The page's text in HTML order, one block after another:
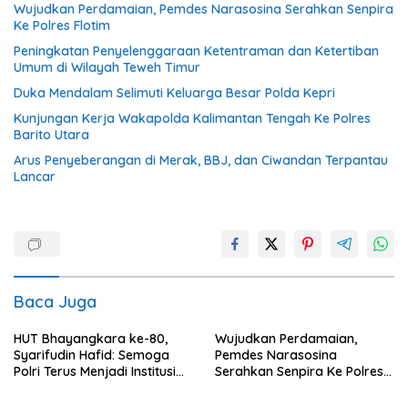
Wujudkan Perdamaian, Pemdes Narasosina Serahkan Senpira
Ke Polres Flotim
Peningkatan Penyelenggaraan Ketentraman dan Ketertiban
Umum di Wilayah Teweh Timur
Duka Mendalam Selimuti Keluarga Besar Polda Kepri
Kunjungan Kerja Wakapolda Kalimantan Tengah Ke Polres
Barito Utara
Arus Penyeberangan di Merak, BBJ, dan Ciwandan Terpantau
Lancar
Baca Juga
HUT Bhayangkara ke-80,
Syarifudin Hafid: Semoga
Polri Terus Menjadi Institusi
Wujudkan Perdamaian,
Pemdes Narasosina
Serahkan Senpira Ke Polres